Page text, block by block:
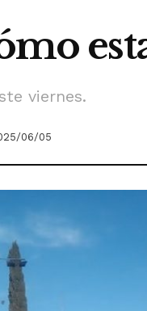
viernes.
06/05